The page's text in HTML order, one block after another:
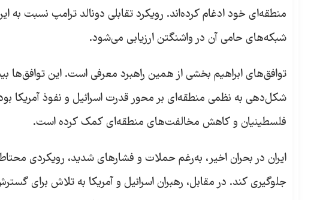
منطقه‌ای خود ادغام کرده‌اند. رویکرد تقابلی دونالد ترامپ نسبت به
شبکه‌های حامی آن در واشنگتن ارزیابی می‌شود.
توافق‌های ابراهیم بخشی از همین راهبرد معرفی است. این توافق‌ها
شکل‌دهی به نظمی منطقه‌ای بر محور قدرت اسرائیل و نفوذ آمریکا
فلسطینیان و کاهش مخالفت‌های منطقه‌ای کمک کرده است.
ایران در بحران اخیر، به‌رغم حملات و فشارهای شدید، رویکردی
جلوگیری کند. در مقابل، رهبران اسرائیل و آمریکا به تلاش برای